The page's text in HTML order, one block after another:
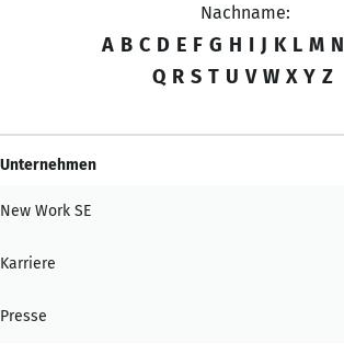
Nachname:
A B C D E F G H I J K L M N
Q R S T U V W X Y Z
Unternehmen
New Work SE
Karriere
Presse